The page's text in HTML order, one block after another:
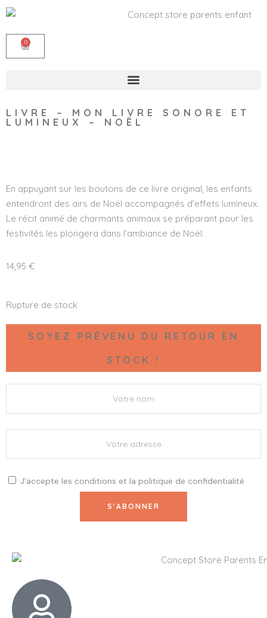
0
LIVRE – MON LIVRE SONORE ET
LUMINEUX – NOËL
En appuyant sur les boutons de ce livre original, les enfants
entendront des airs de Noël accompagnés d’effets lumineux.
Le récit animé de charmants animaux se préparant pour les
festivités les plongera dans l’ambiance de Noël.
14,95 €
Rupture de stock
SOYEZ PRÉVENU DU RETOUR EN
STOCK !
J'accepte les conditions et la politique de confidentialité